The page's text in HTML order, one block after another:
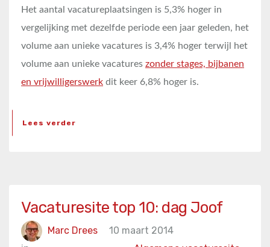
Het aantal vacatureplaatsingen is 5,3% hoger in
vergelijking met dezelfde periode een jaar geleden, het
volume aan unieke vacatures is 3,4% hoger terwijl het
volume aan unieke vacatures zonder stages, bijbanen
en vrijwilligerswerk dit keer 6,8% hoger is.
Lees verder
Vacaturesite top 10: dag Joof
Marc Drees
10 maart 2014